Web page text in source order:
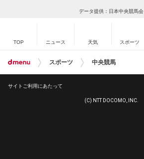
データ提供：日本中央競馬会
TOP ニュース 天気 スポーツ
スポーツ 中央競馬
サイトご利用にあたって
(C) NTT DOCOMO, INC.